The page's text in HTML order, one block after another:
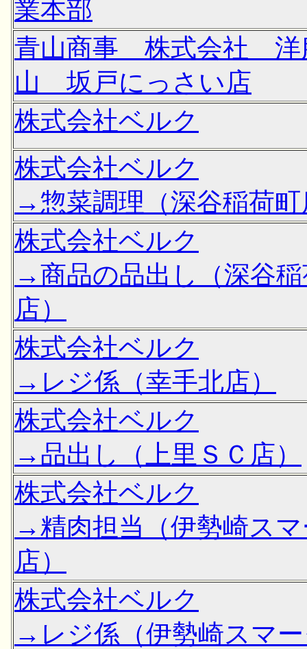
業本部
青山商事 株式会社 洋
山 坂戸にっさい店
株式会社ベルク
株式会社ベルク
→惣菜調理（深谷稲荷町
株式会社ベルク
→商品の品出し（深谷
店）
株式会社ベルク
→レジ係（幸手北店）
株式会社ベルク
→品出し（上里ＳＣ店）
株式会社ベルク
→精肉担当（伊勢崎ス
店）
株式会社ベルク
→レジ係（伊勢崎スマ